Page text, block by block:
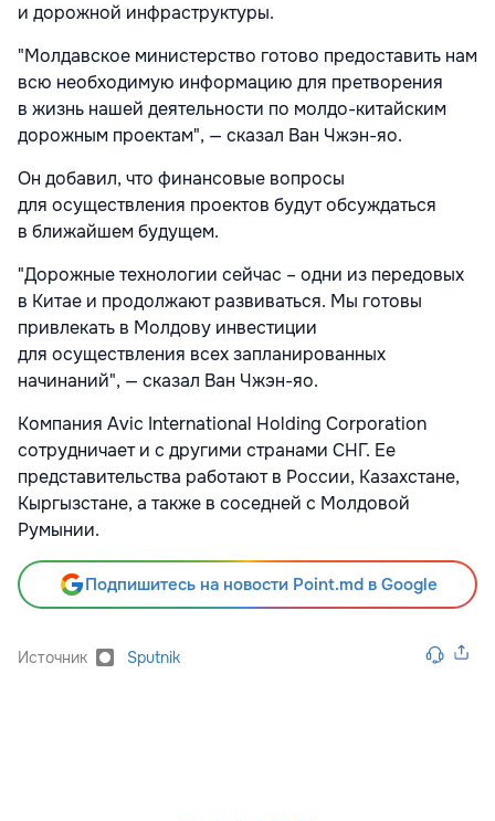
и дорожной инфраструктуры.
"Молдавское министерство готово предоставить нам
всю необходимую информацию для претворения
в жизнь нашей деятельности по молдо-китайским
дорожным проектам", — сказал Ван Чжэн-яо.
Он добавил, что финансовые вопросы
для осуществления проектов будут обсуждаться
в ближайшем будущем.
"Дорожные технологии сейчас – одни из передовых
в Китае и продолжают развиваться. Мы готовы
привлекать в Молдову инвестиции
для осуществления всех запланированных
начинаний", — сказал Ван Чжэн-яо.
Компания Avic International Holding Corporation
сотрудничает и с другими странами СНГ. Ее
представительства работают в России, Казахстане,
Кыргызстане, а также в соседней с Молдовой
Румынии.
Подпишитесь на новости Point.md в Google
Источник Sputnik